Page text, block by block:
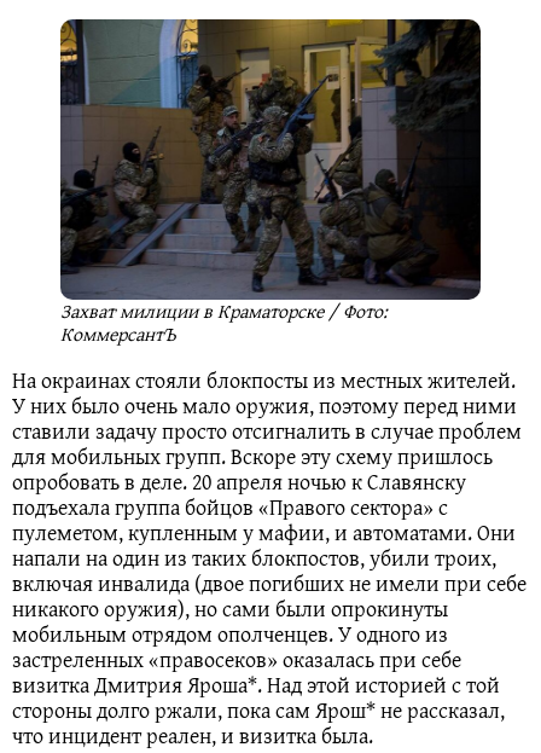
Захват милиции в Краматорске / Фото:
КоммерсантЪ
На окраинах стояли блокпосты из местных жителей.
У них было очень мало оружия, поэтому перед ними
ставили задачу просто отсигналить в случае проблем
для мобильных групп. Вскоре эту схему пришлось
опробовать в деле. 20 апреля ночью к Славянску
подъехала группа бойцов «Правого сектора» с
пулеметом, купленным у мафии, и автоматами. Они
напали на один из таких блокпостов, убили троих,
включая инвалида (двое погибших не имели при себе
никакого оружия), но сами были опрокинуты
мобильным отрядом ополченцев. У одного из
застреленных «правосеков» оказалась при себе
визитка Дмитрия Яроша*. Над этой историей с той
стороны долго ржали, пока сам Ярош* не рассказал,
что инцидент реален, и визитка была.